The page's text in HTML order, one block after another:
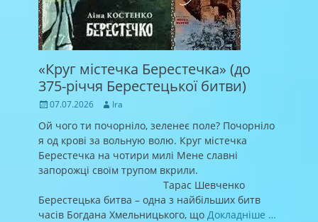
«Круг містечка Берестечка» (до
375-річчя Берестецької битви)
Posted
07.07.2026 Author
Ira
Ой чого ти почорніло, зеленеє поле? Почорніло
я од крові за вольную волю. Круг містечка
Берестечка на чотири милі Мене славні
запорожці своїм трупом вкрили.
Тарас Шевченко
Берестецька битва – одна з найбільших битв
часів Богдана Хмельницького, що Докладніше …